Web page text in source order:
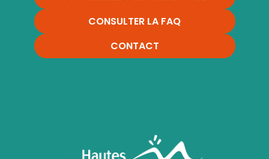
CONSULTER LA FAQ
CONTACT